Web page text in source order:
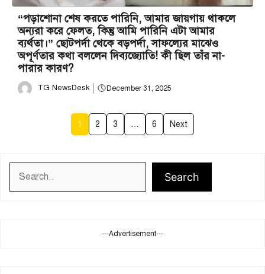
“পড়াশোনা শেষ করতে পারিনি, আমার জায়গায় থাকলে
অন্যরা করে ফেলত, কিন্তু আমি পারিনি এটা আমার
ব্যর্থতা।” ছোটপর্দা থেকে বড়পর্দা, সাফল্যের মাঝেও
অপূর্ণতার কথা বললেন দিব্যজ্যোতি! কী ছিল তাঁর না-
পারার কারণ?
TG NewsDesk December 31, 2025
1 2 3 … 6 Next
Search
---Advertisement---